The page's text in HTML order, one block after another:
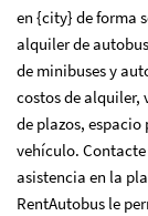
en {city} de forma
alquiler de
de minibuses y
costos de alquiler,
de plazos,
vehículo.
asistencia en la
RentAutobus le